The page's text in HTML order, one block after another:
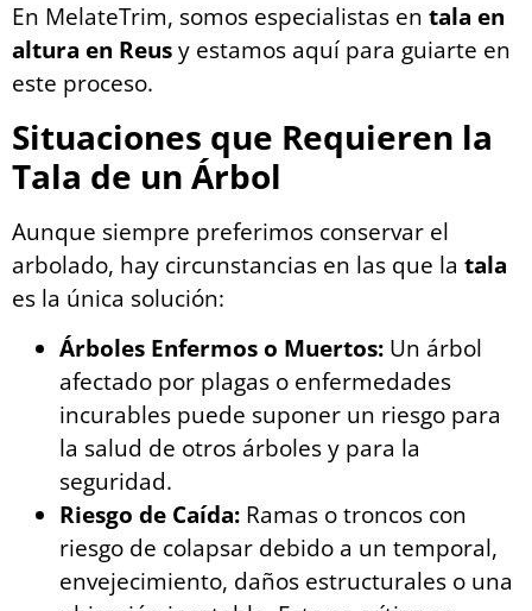
En MelateTrim, somos especialistas en tala en
altura en Reusy estamos aquí para guiarte en
este proceso.
Situaciones que Requieren la
Tala de un Árbol
Aunque siempre preferimos conservar el
arbolado, hay circunstancias en las que la tala
es la única solución:
Árboles Enfermos o Muertos: Un árbol
afectado por plagas o enfermedades
incurables puede suponer un riesgo para
la salud de otros árboles y para la
seguridad.
Riesgo de Caída: Ramas o troncos con
riesgo de colapsar debido a un temporal,
envejecimiento, daños estructurales o una